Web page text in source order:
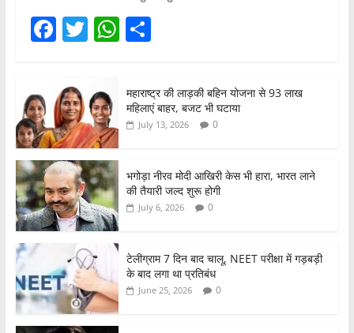
F
c
e
b
o
o
k
T
er
W
s
A
p
S
ar
e
महाराष्ट्र की लाड़की बहिन योजना से 93 लाख
महिलाएं बाहर, बजट भी घटाया
July 13, 2026 0
भगोड़ा नीरव मोदी आखिरी केस भी हारा, भारत लाने
की तैयारी जल्द शुरू होगी
July 6, 2026 0
टेलीग्राम 7 दिन बाद चालू, NEET परीक्षा में गड़बड़ी
के बाद लगा था प्रतिबंध
June 25, 2026 0